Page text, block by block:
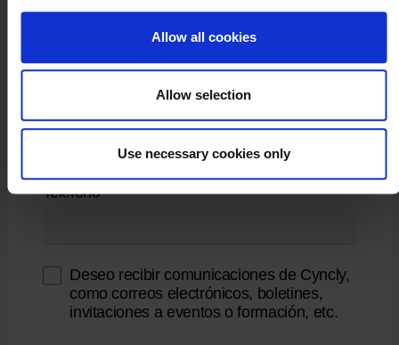
and Cleverbridge’s Privacy Policy
Allow all cookies
Allow selection
Use necessary cookies only
* Código Postal
* Teléfono
Deseo recibir comunicaciones de Cyncly,
como correos electrónicos, boletines,
invitaciones a eventos o formación, etc.